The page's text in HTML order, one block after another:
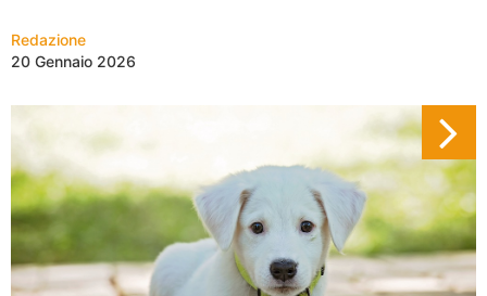
Redazione
20 Gennaio 2026